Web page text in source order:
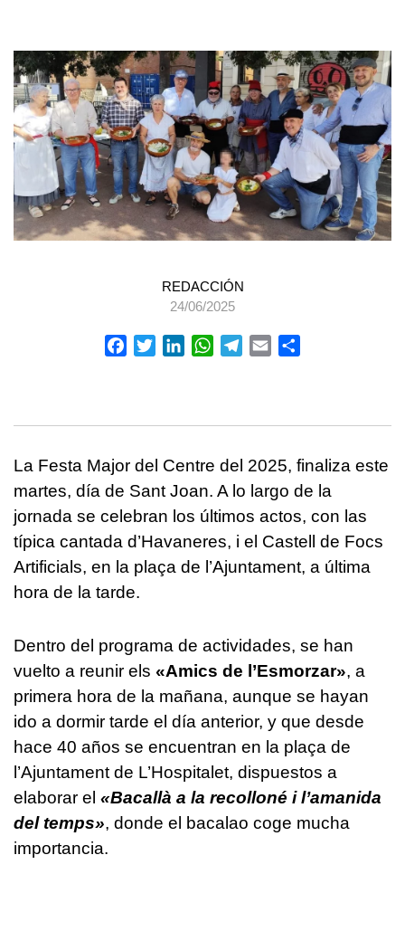
REDACCIÓN
24/06/2025
FacebookTwitterLinkedInWhatsApp
Telegram
Email
La Festa Major del Centre del 2025, finaliza este
martes, día de Sant Joan. A lo largo de la
jornada se celebran los últimos actos, con las
típica cantada d’Havaneres, i el Castell de Focs
Artificials, en la plaça de l’Ajuntament, a última
hora de la tarde.
Dentro del programa de actividades, se han
vuelto a reunir els «Amics de l’Esmorzar», a
primera hora de la mañana, aunque se hayan
ido a dormir tarde el día anterior, y que desde
hace 40 años se encuentran en la plaça de
l’Ajuntament de L’Hospitalet, dispuestos a
elaborar el «Bacallà a la recolloné i l’amanida
del temps», donde el bacalao coge mucha
importancia.